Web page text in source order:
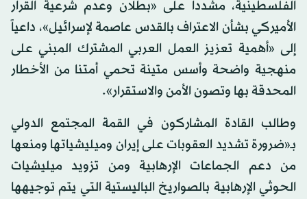
الفلسطينية، مشدداً على «بطلان وعدم شرعية القرار
الأميركي بشأن الاعتراف بالقدس عاصمة لإسرائيل»، داعياً
إلى «أهمية تعزيز العمل العربي المشترك المبني على
منهجية واضحة وأسس متينة تحمي أمتنا من الأخطار
المحدقة بها وتصون الأمن والاستقرار».
وطالب القادة المشاركون في القمة المجتمع الدولي
بـ«ضرورة تشديد العقوبات على إيران وميليشياتها ومنعها
من دعم الجماعات الإرهابية ومن تزويد ميليشيات
الحوثي الإرهابية بالصواريخ الباليستية التي يتم توجيهها